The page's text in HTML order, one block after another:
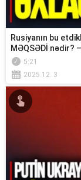
Rusiyanın bu
MƏQSƏDİ nədir?
5:21
2025.12. 3